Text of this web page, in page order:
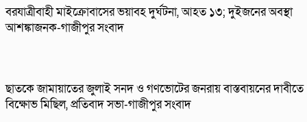
বরযাত্রীবাহী মাইক্রোবাসের ভয়াবহ দুর্ঘটনা, আহত ১৩; দুইজনের অবস্থা
আশঙ্কাজনক-গাজীপুর সংবাদ
ছাতকে জামায়াতের জুলাই সনদ ও গণভোটের জনরায় বাস্তবায়নের দাবীতে
বিক্ষোভ মিছিল, প্রতিবাদ সভা-গাজীপুর সংবাদ